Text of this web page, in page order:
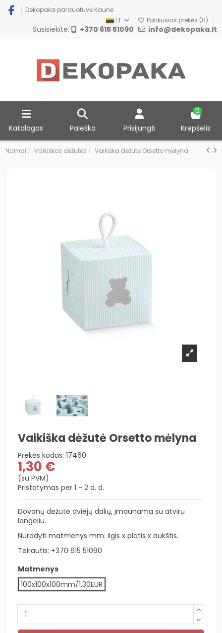
Dekopaka parduotuvė Kaune
LT
Patikusios prekės (0)
Susisiekite: +370 615 51090 info@dekopaka.lt
Katalogas Paieška Prisijungti
0
Krepšelis
Namai Vaikiškos dėžutės Vaikiška dėžutė Orsetto mėlyna
Vaikiška dėžutė Orsetto mėlyna
Prekės kodas: 17460
1,30 €
(su PVM)
Pristatymas per 1 - 2 d. d.
Dovanų dėžutė dviejų dalių, įmaunama su atviru
langeliu.
Nurodyti matmenys mm: ilgis x plotis x aukštis.
Teirautis: +370 615 51090
Matmenys
100x100x100mm/1,30EUR